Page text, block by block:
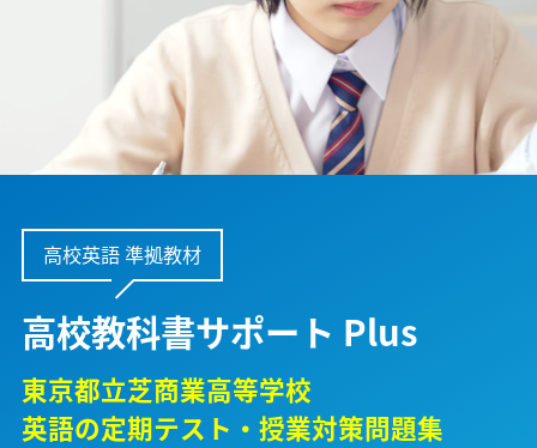
高校英語 準拠教材
高校教科書サポート Plus
東京都立芝商業高等学校
英語の定期テスト・授業対策問題集